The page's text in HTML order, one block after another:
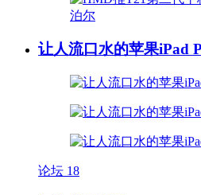
让人流口水的苹果iPad
论坛 18